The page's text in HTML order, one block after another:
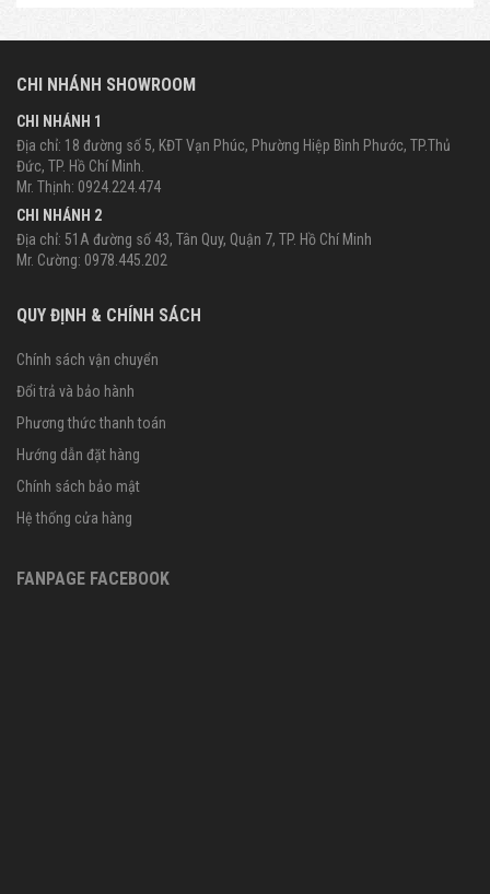
CHI NHÁNH SHOWROOM
CHI NHÁNH 1
Địa chỉ: 18 đường số 5, KĐT Vạn Phúc, Phường Hiệp Bình Phước, TP.Thủ
Đức, TP. Hồ Chí Minh.
Mr. Thịnh: 0924.224.474
CHI NHÁNH 2
Địa chỉ: 51A đường số 43, Tân Quy, Quận 7, TP. Hồ Chí Minh
Mr. Cường: 0978.445.202
QUY ĐỊNH & CHÍNH SÁCH
Chính sách vận chuyển
Đổi trả và bảo hành
Phương thức thanh toán
Hướng dẫn đặt hàng
Chính sách bảo mật
Hệ thống cửa hàng
FANPAGE FACEBOOK